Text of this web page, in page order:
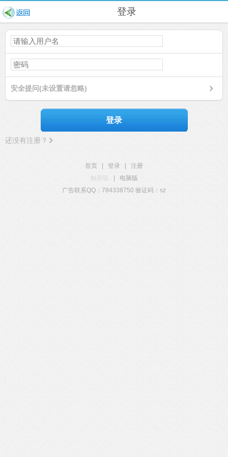
登录
安全提问(未设置请忽略)
登录
还没有注册？
首页 登录
注册
触屏版
电脑版
广告联系QQ：784338750 验证码：sz